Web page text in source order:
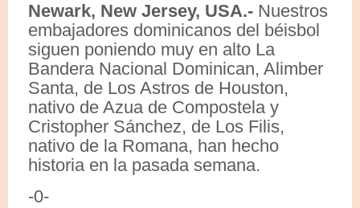
Newark, New Jersey, USA.- Nuestros
embajadores dominicanos del béisbol
siguen poniendo muy en alto La
Bandera Nacional Dominican, Alimber
Santa, de Los Astros de Houston,
nativo de Azua de Compostela y
Cristopher Sánchez, de Los Filis,
nativo de la Romana, han hecho
historia en la pasada semana.
-0-